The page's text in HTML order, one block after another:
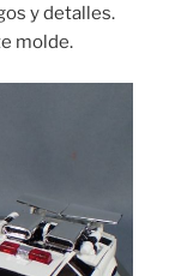
y detalles.
molde.